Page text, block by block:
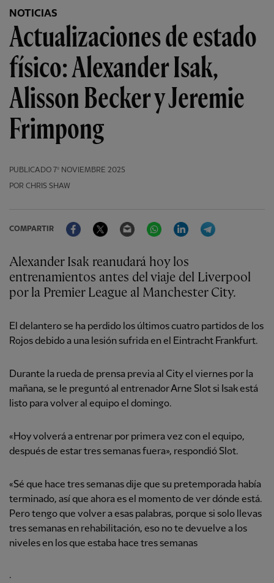
NOTICIAS
Actualizaciones de estado
físico: Alexander Isak,
Alisson Becker y Jeremie
Frimpong
PUBLICADO 7º NOVIEMBRE 2025
POR CHRIS SHAW
COMPARTIR
FacebookTwitter Email WhatsAppLinkedIn
Alexander Isak reanudará hoy los
entrenamientos antes del viaje del Liverpool
por la Premier League al Manchester City.
El delantero se ha perdido los últimos cuatro partidos de los
Rojos debido a una lesión sufrida en el Eintracht Frankfurt.
Durante la rueda de prensa previa al City el viernes por la
mañana, se le preguntó al entrenador Arne Slot si Isak está
listo para volver al equipo el domingo.
«Hoy volverá a entrenar por primera vez con el equipo,
después de estar tres semanas fuera», respondió Slot.
«Sé que hace tres semanas dije que su pretemporada había
terminado, así que ahora es el momento de ver dónde está.
Pero tengo que volver a esas palabras, porque si solo llevas
tres semanas en rehabilitación, eso no te devuelve a los
niveles en los que estaba hace tres semanas
.